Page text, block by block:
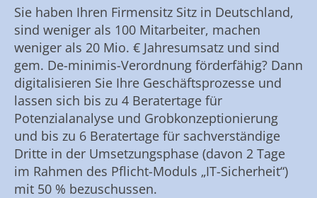
Sie haben Ihren Firmensitz Sitz in Deutschland,
sind weniger als 100 Mitarbeiter, machen
weniger als 20 Mio. € Jahresumsatz und sind
gem. De-minimis-Verordnung förderfähig? Dann
digitalisieren Sie Ihre Geschäftsprozesse und
lassen sich bis zu 4 Beratertage für
Potenzialanalyse und Grobkonzeptionierung
und bis zu 6 Beratertage für sachverständige
Dritte in der Umsetzungsphase (davon 2 Tage
im Rahmen des Pflicht-Moduls „IT-Sicherheit“)
mit 50 % bezuschussen.